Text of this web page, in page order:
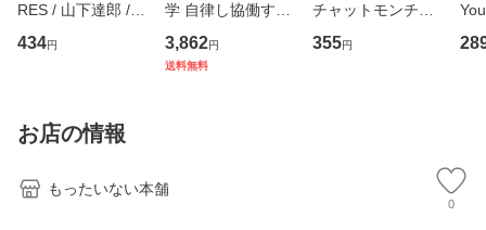
RES / 山下達郎 /
イーストウエス
ト・ジャパン [CD]
434円
学 自律し協働する
専門職の看護マネ
ジメントスキル 改
3,862円
送料無料
チャットモンチー /
キューンレコード
[CD]【メール便送
355円
のが
お店の情報
もったいない本舗
0